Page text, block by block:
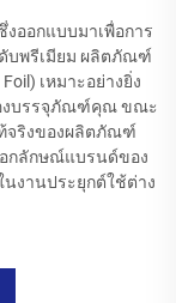
ออกแบบมาเพื่อการ
บพรีเมียม ผลิตภัณฑ์
เหมาะอย่างยิ่ง
งบรรจุภัณฑ์คุณ ขณะ
จริงของผลิตภัณฑ์
อกลักษณ์แบรนด์ของ
งานประยุกต์ใช้ต่าง